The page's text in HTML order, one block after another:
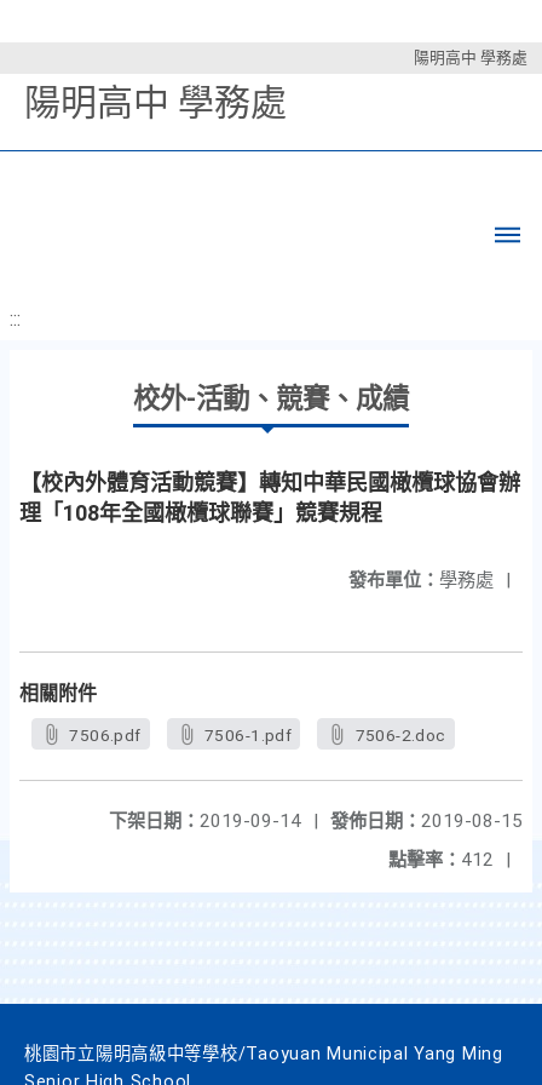
陽明高中 學務處
陽明高中 學務處
:::
校外-活動、競賽、成績
【校內外體育活動競賽】轉知中華民國橄欖球協會辦
理「108年全國橄欖球聯賽」競賽規程
發布單位： 學務處 |
相關附件
7506.pdf 7506-1.pdf 7506-2.doc
發佈日期： 2019-08-15
下架日期： 2019-09-14
|
點擊率： 412 |
桃園市立陽明高級中等學校/Taoyuan Municipal Yang Ming